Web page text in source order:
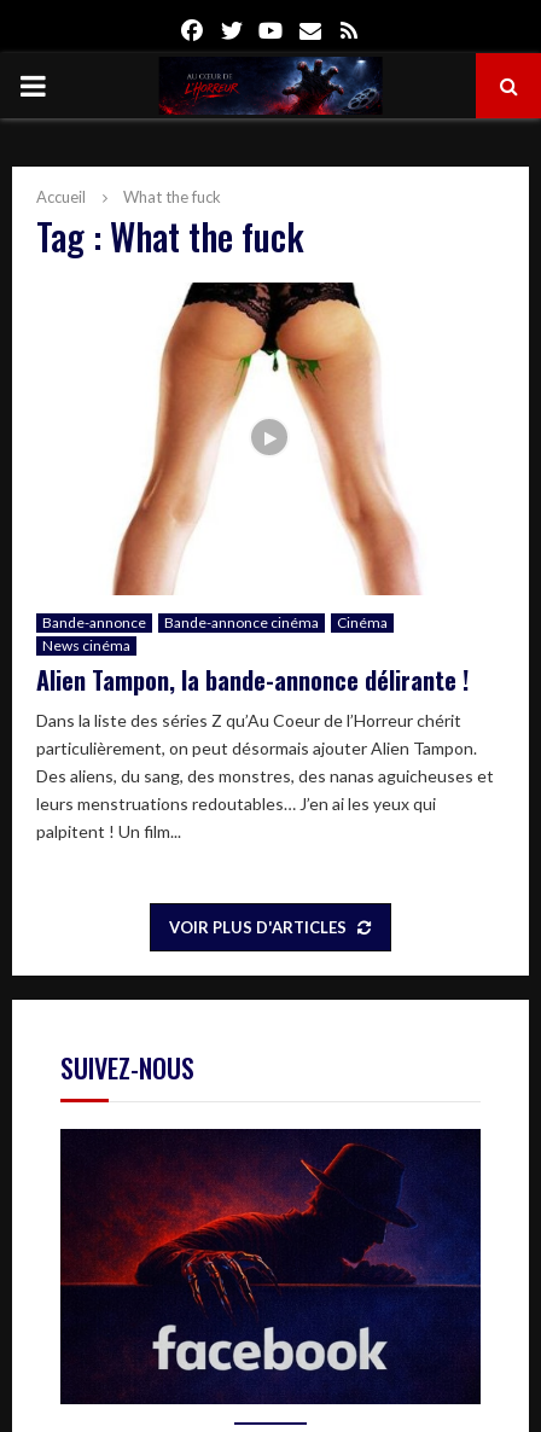
FacebookTwitterYoutube
Email
PRIMARY
Accueil What the fuck
Tag : What the fuck
Bande-annonce Bande-annonce cinéma
Cinéma
News cinéma
Alien Tampon, la bande-annonce délirante !
Dans la liste des séries Z qu’Au Coeur de l’Horreur chérit
particulièrement, on peut désormais ajouter Alien Tampon.
Des aliens, du sang, des monstres, des nanas aguicheuses et
leurs menstruations redoutables… J’en ai les yeux qui
palpitent ! Un film...
VOIR PLUS D'ARTICLES
SUIVEZ-NOUS